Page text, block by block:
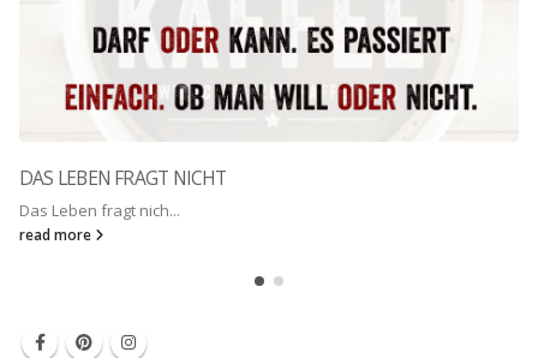
DAS LEBEN FRAGT NICHT
Das Leben fragt nich...
read more